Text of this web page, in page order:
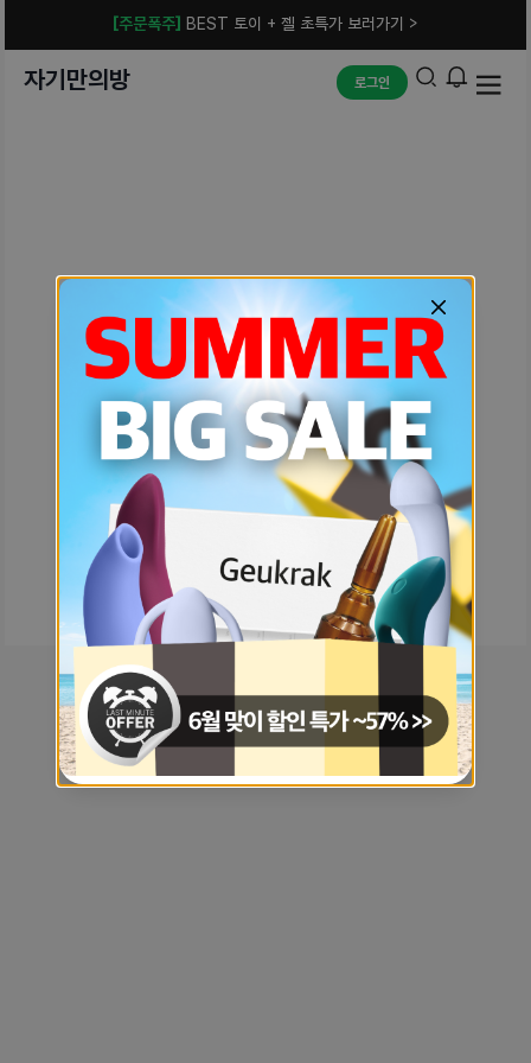
[주문폭주] BEST 토이 + 젤 초특가 보러가기 >
자기만의방 로그인
예상치 못한 에러입니다.